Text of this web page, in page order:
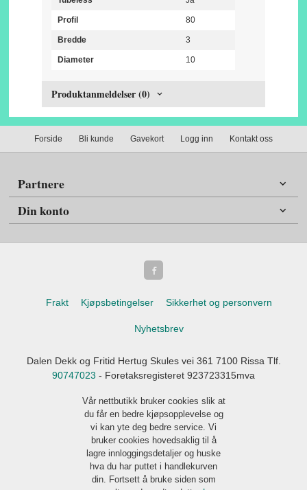
Profil 80
Bredde 3
Diameter 10
Produktanmeldelser (0)
Forside Bli kunde Gavekort Logg inn Kontakt oss
Partnere
Din konto
Frakt Kjøpsbetingelser Sikkerhet og personvern
Nyhetsbrev
Dalen Dekk og Fritid Hertug Skules vei 361 7100 Rissa Tlf.
90747023 - Foretaksregisteret 923723315mva
Vår nettbutikk bruker cookies slik at
du får en bedre kjøpsopplevelse og
vi kan yte deg bedre service. Vi
bruker cookies hovedsaklig til å
lagre innloggingsdetaljer og huske
hva du har puttet i handlekurven
din. Fortsett å bruke siden som